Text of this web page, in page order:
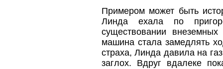
Примером может быть
Линда ехала по
существовании
машина стала замедлять
страха, Линда давила на
заглох. Вдруг вдалеке